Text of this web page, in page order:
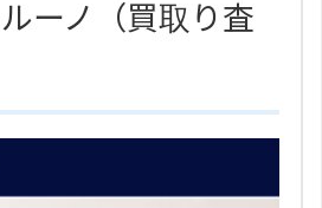
ーノ（買取り査